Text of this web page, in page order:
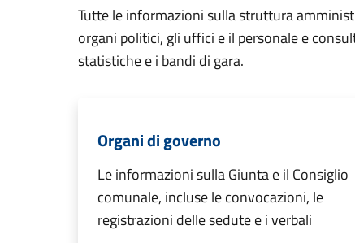
Tutte le informazioni sulla struttura
organi politici, gli uffici e il personale e
statistiche e i bandi di gara.
Organi di governo
Le informazioni sulla Giunta e il Consiglio
comunale, incluse le convocazioni, le
registrazioni delle sedute e i verbali